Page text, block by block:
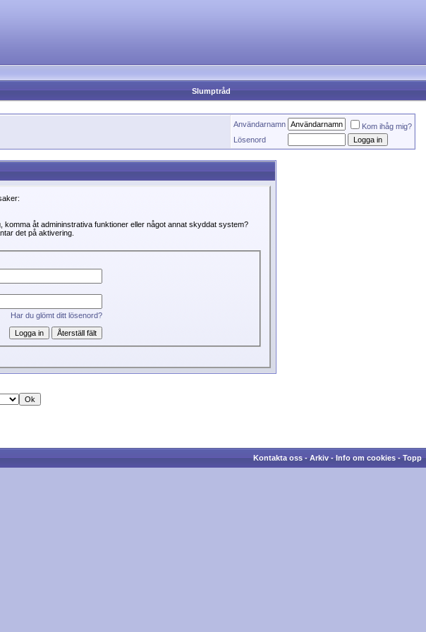
Slumptråd
Användarnamn
Kom ihåg mig?
Lösenord
åt admininstrativa funktioner eller något annat skyddat system?
det på aktivering.
Har du glömt ditt lösenord?
Kontakta oss-Arkiv-Info om cookies-Topp